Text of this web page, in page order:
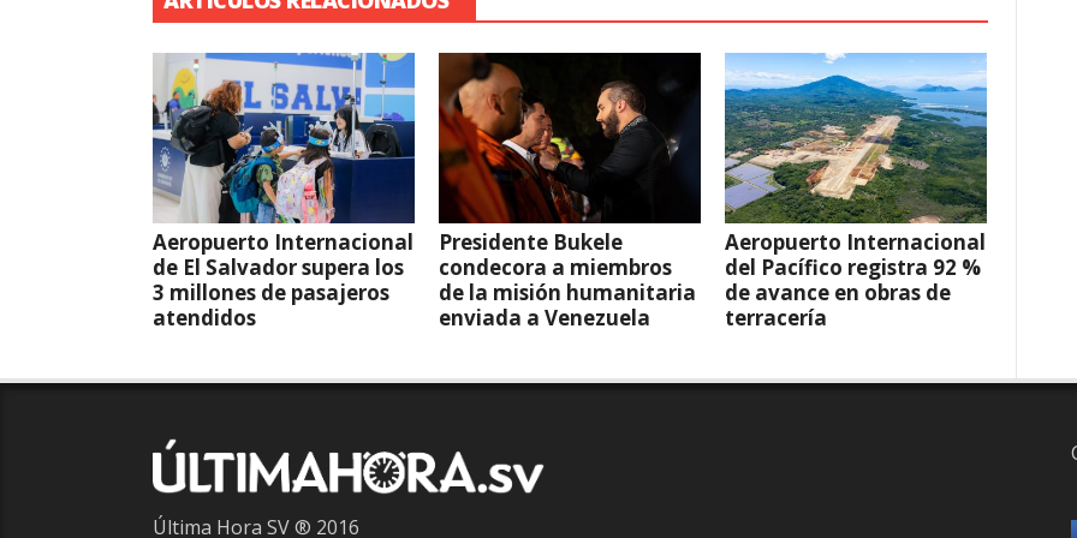
Aeropuerto Internacional
de El Salvador supera los
3 millones de pasajeros
atendidos
Presidente Bukele
condecora a miembros
de la misión humanitaria
enviada a Venezuela
Aeropuerto Internacional
del Pacífico registra 92 %
de avance en obras de
terracería
Última Hora SV ® 2016